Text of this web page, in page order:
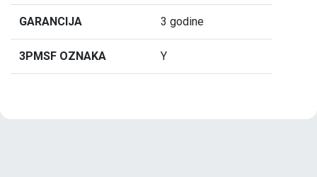
GARANCIJA 3 godine
3PMSF OZNAKA Y